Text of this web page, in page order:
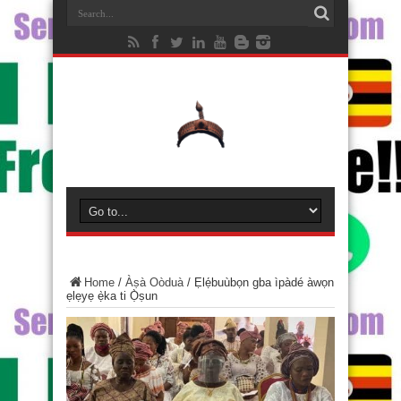
Home / Àṣà Oòduà/ Ẹlẹ́buùbọn gba ìpàdé àwọn
ẹlẹyẹ ẹ̀ka ti Ọ̀ṣun